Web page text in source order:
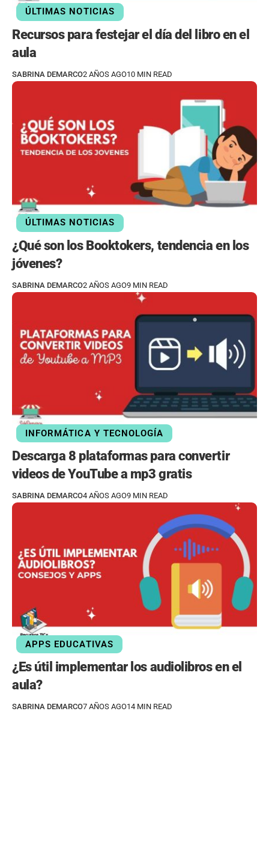
ÚLTIMAS NOTICIAS
Recursos para festejar el día del libro en el
aula
SABRINA DEMARCO2 AÑOS AGO10 MIN READ
ÚLTIMAS NOTICIAS
¿Qué son los Booktokers, tendencia en los
jóvenes?
SABRINA DEMARCO2 AÑOS AGO9 MIN READ
INFORMÁTICA Y TECNOLOGÍA
Descarga 8 plataformas para convertir
videos de YouTube a mp3 gratis
SABRINA DEMARCO4 AÑOS AGO9 MIN READ
APPS EDUCATIVAS
¿Es útil implementar los audiolibros en el
aula?
SABRINA DEMARCO7 AÑOS AGO14 MIN READ